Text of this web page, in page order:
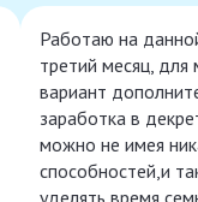
Работаю на
третий месяц, для
вариант
заработка в
можно не имея
способностей,и